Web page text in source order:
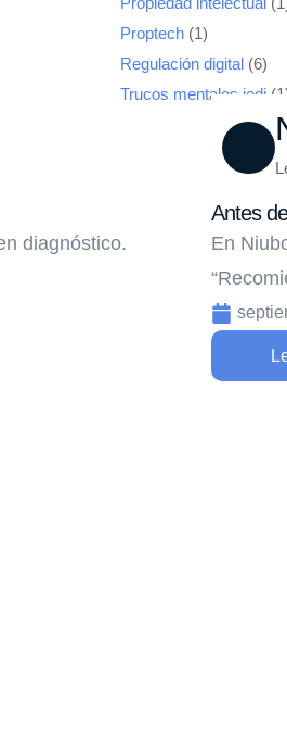
Proptech (1)
Regulación digital (6)
Trucos mentales jedi
diagnóstico.
Antes
En